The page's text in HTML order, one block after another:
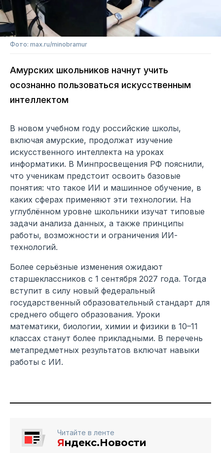
Фото: max.ru/minobramur
Амурских школьников начнут учить
осознанно пользоваться искусственным
интеллектом
В новом учебном году российские школы,
включая амурские, продолжат изучение
искусственного интеллекта на уроках
информатики. В Минпросвещения РФ пояснили,
что ученикам предстоит освоить базовые
понятия: что такое ИИ и машинное обучение, в
каких сферах применяют эти технологии. На
углублённом уровне школьники изучат типовые
задачи анализа данных, а также принципы
работы, возможности и ограничения ИИ-
технологий.
Более серьёзные изменения ожидают
старшеклассников с 1 сентября 2027 года. Тогда
вступит в силу новый федеральный
государственный образовательный стандарт для
среднего общего образования. Уроки
математики, биологии, химии и физики в 10–11
классах станут более прикладными. В перечень
метапредметных результатов включат навыки
работы с ИИ.
Читайте в ленте
Яндекс.Новости